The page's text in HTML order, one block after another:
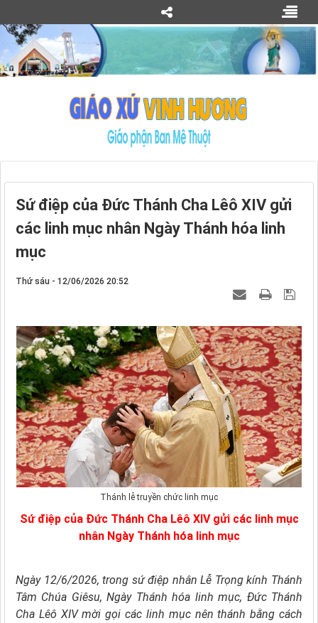
Sứ điệp của Đức Thánh Cha Lêô XIV gửi
các linh mục nhân Ngày Thánh hóa linh
mục
Thứ sáu - 12/06/2026 20:52
Thánh lễ truyền chức linh mục
Sứ điệp của Đức Thánh Cha Lêô XIV gửi các linh mục
nhân Ngày Thánh hóa linh mục
Ngày 12/6/2026, trong sứ điệp nhân Lễ Trọng kính Thánh
Tâm Chúa Giêsu, Ngày Thánh hóa linh mục, Đức Thánh
Cha Lêô XIV mời gọi các linh mục nên thánh bằng cách